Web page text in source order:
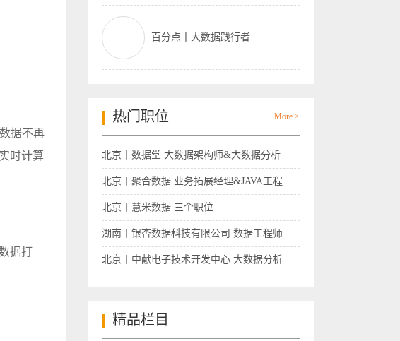
据不再
时计算
据打
百分点丨大数据践行者
热门职位 More >
北京丨数据堂 大数据架构师&大数据分析
师
北京丨聚合数据 业务拓展经理&JAVA工程
师
北京丨慧米数据 三个职位
湖南丨银杏数据科技有限公司 数据工程师
北京丨中献电子技术开发中心 大数据分析
精品栏目